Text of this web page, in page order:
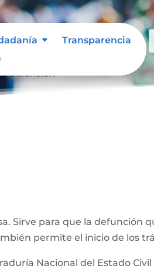
Transparencia
Sirve para que la defunción
permite el inicio de los
Nacional del Estado